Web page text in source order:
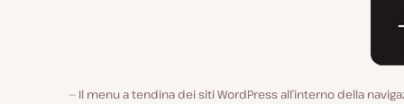
Il menu a tendina dei siti WordPress all’interno della